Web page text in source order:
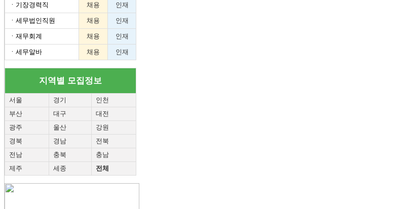
ㆍ 기장경력직 채용 인재
ㆍ 세무법인직원 채용 인재
ㆍ 재무회계 채용 인재
ㆍ 세무알바 채용 인재
지역별 모집정보
서울 경기
인천
부산
대구
대전
광주
울산
강원
경북
경남
전북
전남
충북
충남
제주
세종 전체